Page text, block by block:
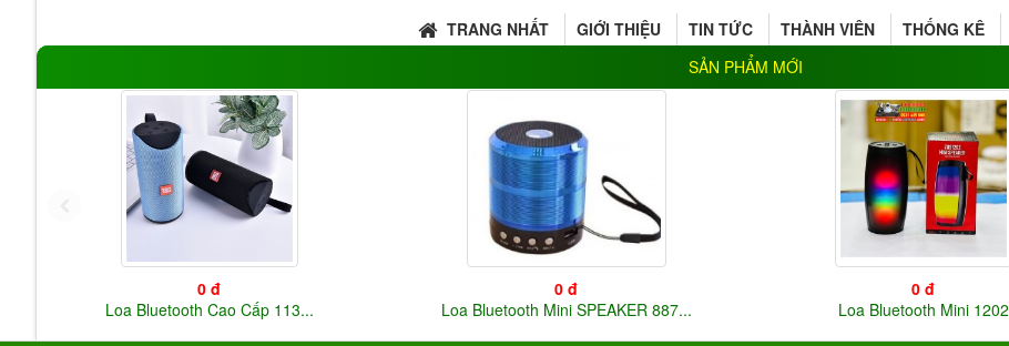
TRANG NHẤT GIỚI THIỆU TIN TỨC THÀNH VIÊN THỐNG KÊ
SẢN PHẨM MỚI
0 đ
Loa Bluetooth Cao Cấp 113...
0 đ
Loa Bluetooth Mini SPEAKER 887...
0 đ
Loa Bluetooth Mini 1202